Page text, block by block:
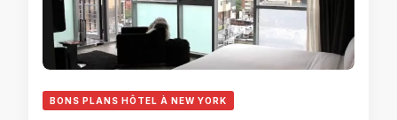
BONS PLANS HÔTEL À NEW YORK